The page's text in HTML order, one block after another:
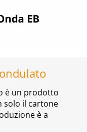
è un prodotto
solo il cartone
è a